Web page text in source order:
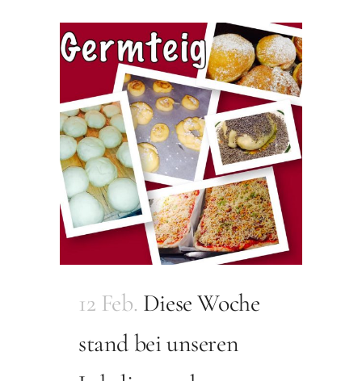
12 Feb. Diese Woche
stand bei unseren